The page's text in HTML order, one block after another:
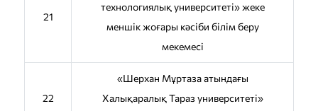
21
технологиялық университеті» жеке
меншік жоғары кәсіби білім беру
мекемесі
22
«Шерхан Мұртаза атындағы
Халықаралық Тараз университеті»